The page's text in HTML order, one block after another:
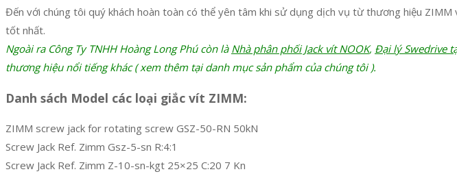
Đến với chúng tôi quý khách hoàn toàn có thể yên tâm khi sử dụng dịch vụ từ thương hiệu
tốt nhất.
Ngoài ra Công Ty TNHH Hoàng Long Phú còn là Nhà phân phối Jack vít NOOK, Đại lý Swedrive
thương hiệu nổi tiếng khác ( xem thêm tại danh mục sản phẩm của chúng tôi ).
Danh sách Model các loại giắc vít ZIMM:
ZIMM screw jack for rotating screw GSZ-50-RN 50kN
Screw Jack Ref. Zimm Gsz-5-sn R:4:1
Screw Jack Ref. Zimm Z-10-sn-kgt 25×25 C:20 7 Kn